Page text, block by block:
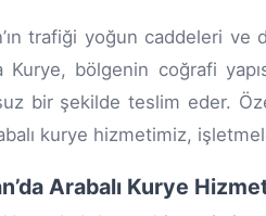
trafiği yoğun caddeleri
Kurye, bölgenin coğrafi
bir şekilde teslim eder.
kurye hizmetimiz,
Arabalı Kurye